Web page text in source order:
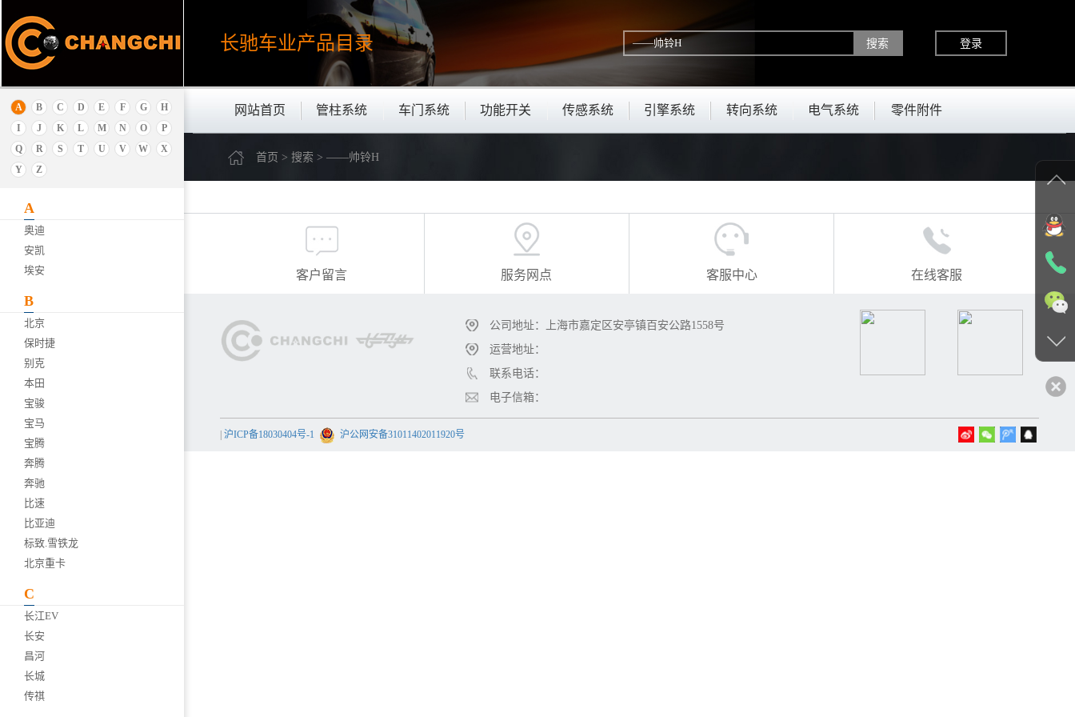
长驰车业产品目录 登录
网站首页 管柱系统 车门系统 功能开关 传感系统 引擎系统 转向系统 电气系统 零件附件
A B C D E F G
H
I
J K L M N O
P
Q
R S T U V W
X
Y
Z
A
奥迪
安凯
埃安
B
北京
保时捷
别克
本田
宝骏
宝马
宝腾
奔腾
奔驰
比速
比亚迪
标致.雪铁龙
北京重卡
C
长江EV
长安
昌河
长城
传祺
首页 > 搜索 > ——帅铃H
客户留言 服务网点 客服中心 在线客服
公司地址：上海市嘉定区安亭镇百安公路1558号
运营地址：
联系电话：
电子信箱：
沪ICP备18030404号-1 沪公网安备31011402011920号